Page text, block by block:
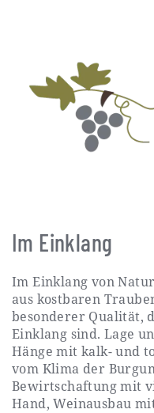
Im Einklang
Im Einklang von
aus kostbaren
besonderer Qualität,
Einklang sind. Lage
Hänge mit kalk- und
vom Klima der
Bewirtschaftung mit
Hand, Weinausbau